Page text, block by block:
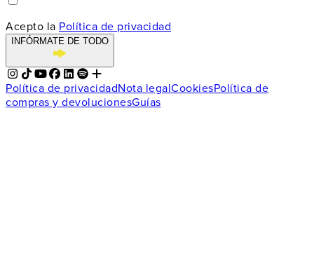
Acepto la Política de privacidad
INFÓRMATE DE TODO
Política de privacidadNota legalCookiesPolítica de
compras y devolucionesGuías